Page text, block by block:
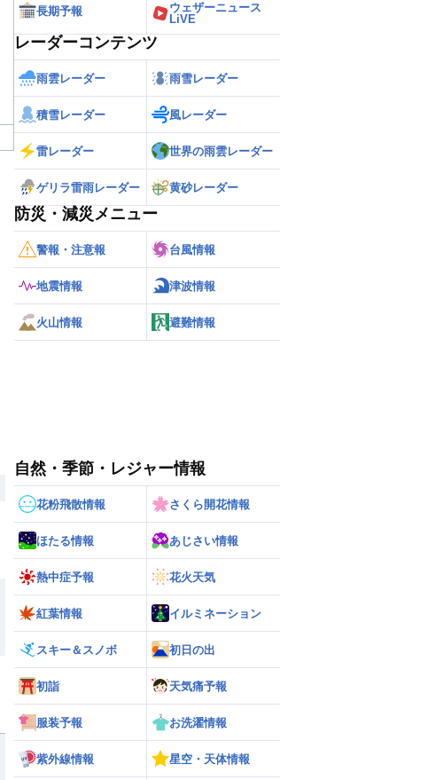
長期予報
ウェザーニュース
LiVE
レーダーコンテンツ
雨雲レーダー 雨雪レーダー
積雪レーダー 風レーダー
雷レーダー 世界の雨雲レーダー
ゲリラ雷雨レーダー 黄砂レーダー
防災・減災メニュー
警報・注意報 台風情報
地震情報 津波情報
火山情報 避難情報
自然・季節・レジャー情報
花粉飛散情報 さくら開花情報
ほたる情報 あじさい情報
熱中症予報 花火天気
紅葉情報 イルミネーション
スキー＆スノボ 初日の出
初詣 天気痛予報
服装予報 お洗濯情報
紫外線情報 星空・天体情報